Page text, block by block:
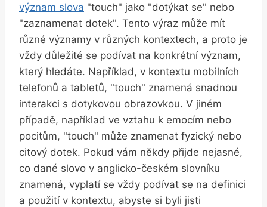
význam slova "touch" jako "dotýkat se" nebo
"zaznamenat dotek". Tento výraz může mít
různé významy v různých kontextech, a proto je
vždy důležité se podívat na konkrétní význam,
který hledáte. Například, v kontextu mobilních
telefonů a tabletů, "touch" znamená snadnou
interakci s dotykovou obrazovkou. V jiném
případě, například ve vztahu k emocím nebo
pocitům, "touch" může znamenat fyzický nebo
citový dotek. Pokud vám někdy přijde nejasné,
co dané slovo v anglicko-českém slovníku
znamená, vyplatí se vždy podívat se na definici
a použití v kontextu, abyste si byli jisti